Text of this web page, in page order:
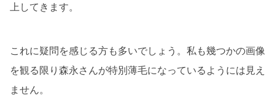
上してきます。
これに疑問を感じる方も多いでしょう。私も幾つかの画像
を観る限り森永さんが特別薄毛になっているようには見え
ません。